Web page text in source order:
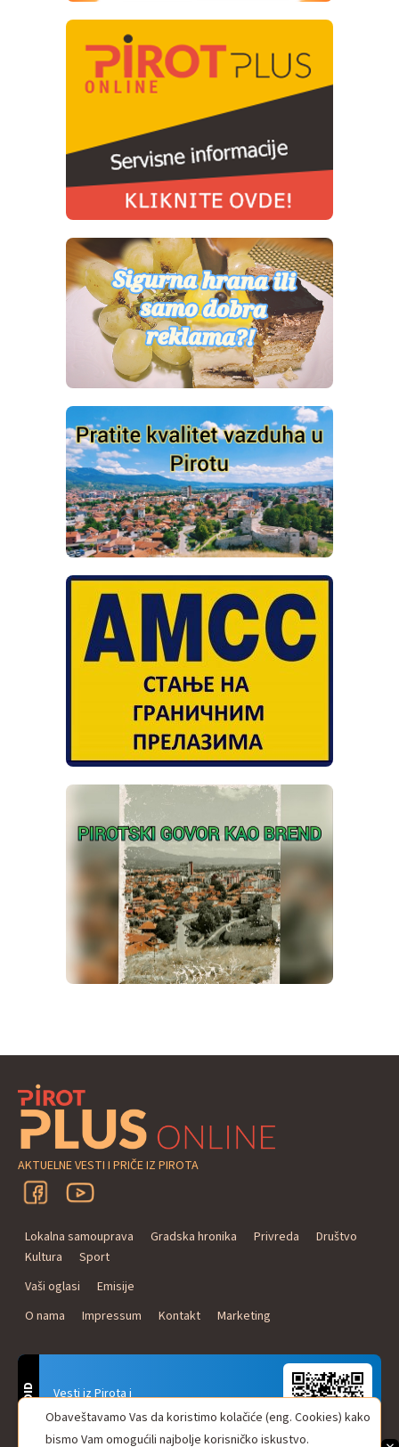
AKTUELNE VESTI I PRIČE IZ PIROTA
Lokalna samouprava Gradska hronika Privreda
Društvo
Kultura
Sport
Vaši oglasi
Emisije
O nama
Impressum Kontakt Marketing
Vesti iz Pirota i
Naxi Plus Radio
Uvek u Vašem džepu!
ANDROID Obaveštavamo Vas da koristimo kolačiće (eng. Cookies) kako
bismo Vam omogućili najbolje korisničko iskustvo.